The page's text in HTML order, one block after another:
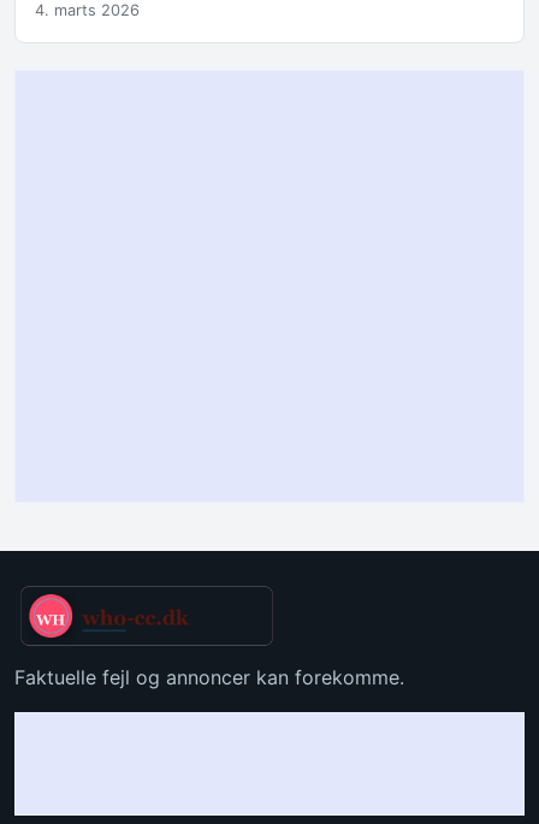
4. marts 2026
Faktuelle fejl og annoncer kan forekomme.